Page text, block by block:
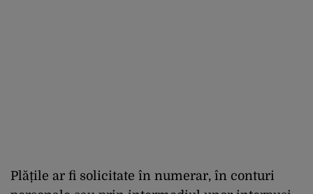
Plățile ar fi solicitate în numerar, în conturi